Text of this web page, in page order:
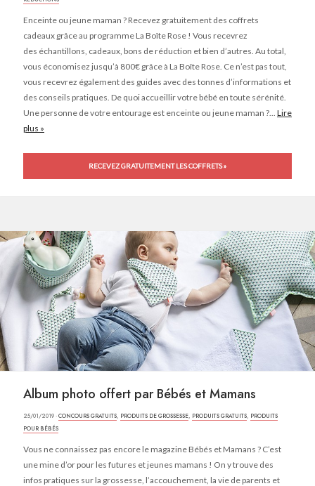
Enceinte ou jeune maman ? Recevez gratuitement des coffrets
cadeaux grâce au programme La Boîte Rose ! Vous recevrez
des échantillons, cadeaux, bons de réduction et bien d’autres. Au total,
vous économisez jusqu’à 800€ grâce à La Boîte Rose. Ce n’est pas tout,
vous recevrez également des guides avec des tonnes d’informations et
des conseils pratiques. De quoi accueillir votre bébé en toute sérénité.
Une personne de votre entourage est enceinte ou jeune maman ?... Lire
plus »
RECEVEZ GRATUITEMENT LES COFFRETS »
Album photo offert par Bébés et Mamans
25/01/2019 ·CONCOURS GRATUITS, PRODUITS DE GROSSESSE, PRODUITS GRATUITS, PRODUITS
POUR BÉBÉS
Vous ne connaissez pas encore le magazine Bébés et Mamans ? C’est
une mine d’or pour les futures et jeunes mamans ! On y trouve des
infos pratiques sur la grossesse, l’accouchement, la vie de parents et